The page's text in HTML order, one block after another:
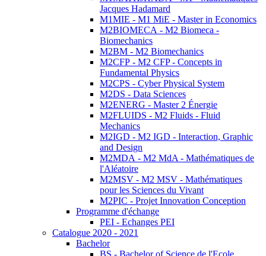
Jacques Hadamard
M1MIE - M1 MiE - Master in Economics
M2BIOMECA - M2 Biomeca -
Biomechanics
M2BM - M2 Biomechanics
M2CFP - M2 CFP - Concepts in
Fundamental Physics
M2CPS - Cyber Physical System
M2DS - Data Sciences
M2ENERG - Master 2 Énergie
M2FLUIDS - M2 Fluids - Fluid
Mechanics
M2IGD - M2 IGD - Interaction, Graphic
and Design
M2MDA - M2 MdA - Mathématiques de
l'Aléatoire
M2MSV - M2 MSV - Mathématiques
pour les Sciences du Vivant
M2PIC - Projet Innovation Conception
Programme d'échange
PEI - Echanges PEI
Catalogue 2020 - 2021
Bachelor
BS - Bachelor of Science de l'Ecole